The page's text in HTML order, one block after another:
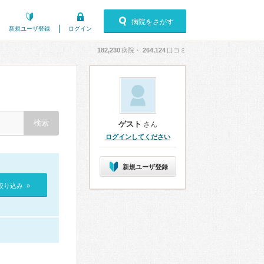
新規ユーザ登録 ログイン
病院をさがす
182,230病院・ 264,124 口コミ
り込み »
ゲスト さん
ログインしてください
新規ユーザ登録